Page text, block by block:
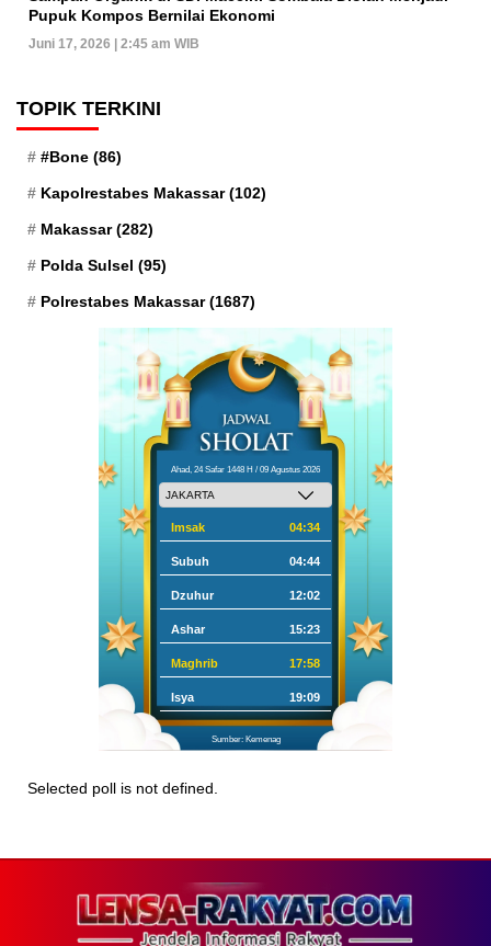
Pupuk Kompos Bernilai Ekonomi
Juni 17, 2026 | 2:45 am WIB
TOPIK TERKINI
#Bone (86)
Kapolrestabes Makassar(102)
Makassar(282)
Polda Sulsel (95)
Polrestabes Makassar(1687)
Ahad, 24 Safar 1448 H / 09 Agustus 2026
Imsak 04:34
Subuh 04:44
Dzuhur 12:02
Ashar 15:23
Maghrib 17:58
Isya 19:09
Sumber: Kemenag
Selected poll is not defined.